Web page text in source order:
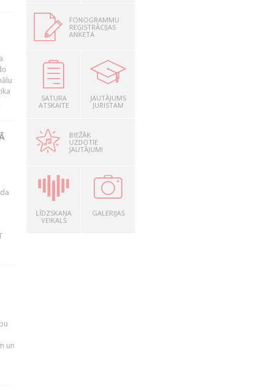
un
FONOGRAMMU
REĢISTRĀCIJAS
ANKETA
SATURA
ATSKAITE
JAUTĀJUMS
JURISTAM
BIEŽĀK
UZDOTIE
JAUTĀJUMI
LĪDZSKAŅA
VEIKALS
GALERIJAS